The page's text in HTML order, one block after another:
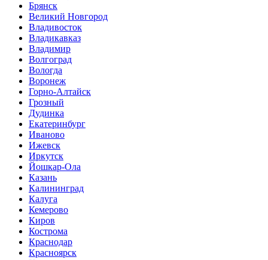
Брянск
Великий Новгород
Владивосток
Владикавказ
Владимир
Волгоград
Вологда
Воронеж
Горно-Алтайск
Грозный
Дудинка
Екатеринбург
Иваново
Ижевск
Иркутск
Йошкар-Ола
Казань
Калининград
Калуга
Кемерово
Киров
Кострома
Краснодар
Красноярск